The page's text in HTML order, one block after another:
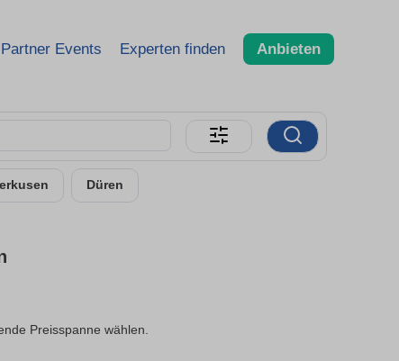
Partner Events Experten finden Anbieten
Düren
Preisspanne wählen.